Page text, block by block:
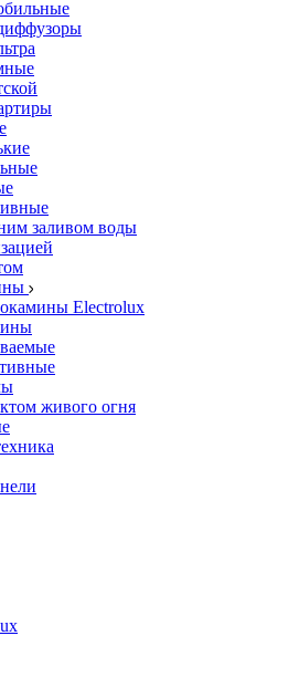
заливом воды
Electrolux
живого огня